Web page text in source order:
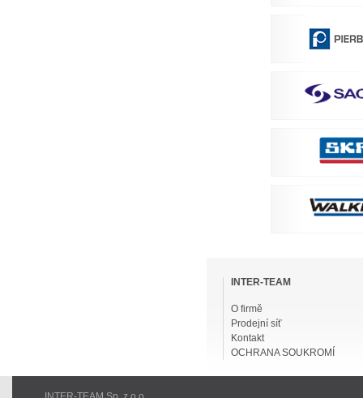
navigaciINTER-TEAM
O firmě
Prodejní síť
Kontakt
OCHRANA SOUKROMÍ